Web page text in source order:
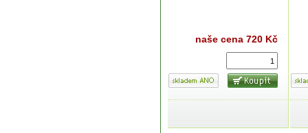
naše cena 720 Kč